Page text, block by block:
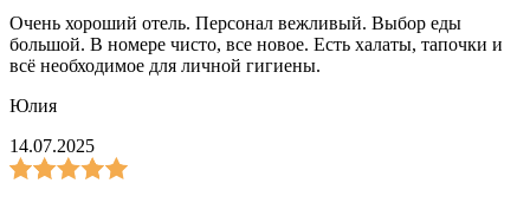
Очень хороший отель. Персонал вежливый. Выбор еды
большой. В номере чисто, все новое. Есть халаты, тапочки и
всё необходимое для личной гигиены.
Юлия
14.07.2025